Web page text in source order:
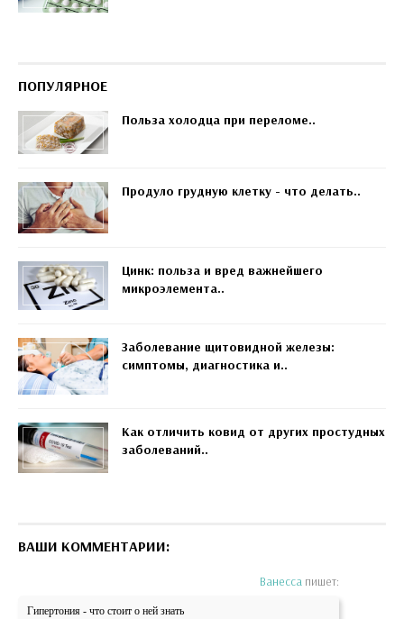
ПОПУЛЯРНОЕ
Польза холодца при переломе..
Продуло грудную клетку - что делать..
Цинк: польза и вред важнейшего
микроэлемента..
Заболевание щитовидной железы:
симптомы, диагностика и..
Как отличить ковид от других простудных
заболеваний..
ВАШИ КОММЕНТАРИИ:
Ванесса пишет:
Гипертония - что стоит о ней знать